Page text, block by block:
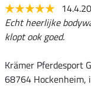
Echt heerlijke
klopt ook goed.
Krämer Pferdesport
68764 Hockenheim,